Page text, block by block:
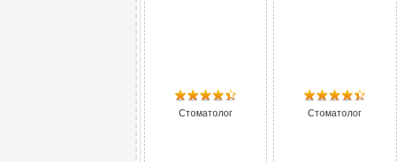
Стоматолог Стоматолог